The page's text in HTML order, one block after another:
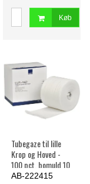
Køb
Tubegaze til lille
Krop og Hoved -
100 pct. bomuld 10
cm x 20 m
AB-222415